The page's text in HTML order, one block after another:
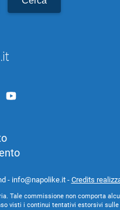
- info@napolike.it - Credits
Tale commissione non comporta
visti i continui tentativi estorsivi